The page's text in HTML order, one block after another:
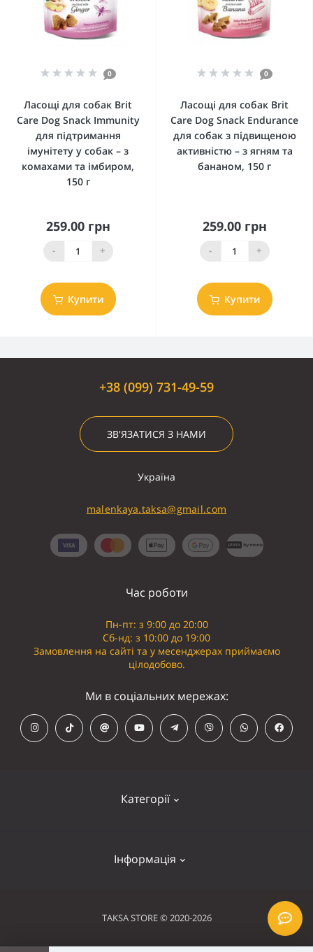
0
Ласощі для собак Brit
Care Dog Snack Immunity
для підтримання
імунітету у собак – з
комахами та імбиром,
150 г
259.00 грн
- +
Купити
0
Ласощі для собак Brit
Care Dog Snack Endurance
для собак з підвищеною
активністю – з ягням та
бананом, 150 г
259.00 грн
- +
Купити
+38 (099) 731-49-59
ЗВ'ЯЗАТИСЯ З НАМИ
Україна
malenkaya.taksa@gmail.com
Категорії
Інформація
Час роботи
Пн-пт: з 9:00 до 20:00
Сб-нд: з 10:00 до 19:00
Замовлення на сайті та у месенджерах приймаємо
цілодобово.
Ми в соціальних мережах:
TAKSA STORE © 2020-2026